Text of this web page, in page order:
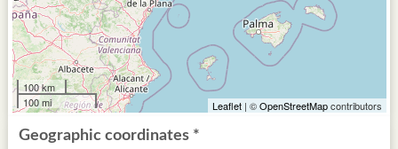
100 km
100 mi
Leaflet| ©OpenStreetMapcontributors
Geographic coordinates *